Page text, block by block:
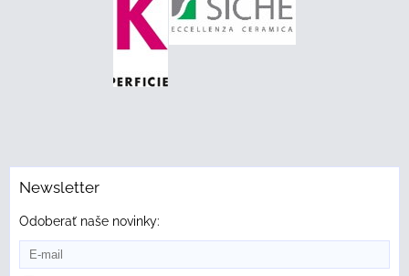
Newsletter
Odoberať naše novinky: